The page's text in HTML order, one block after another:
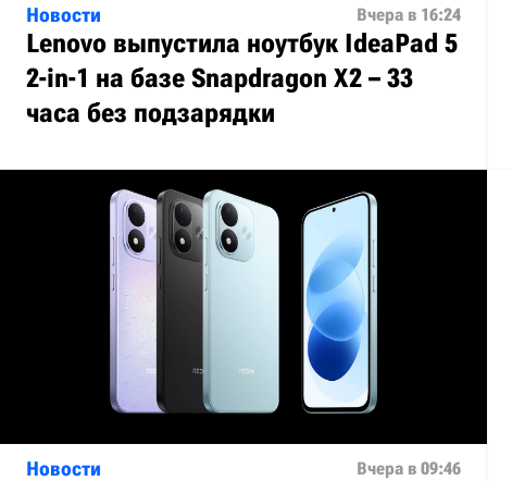
Новости Вчера в 16:24
Lenovo выпустила ноутбук IdeaPad 5
2-in-1 на базе Snapdragon X2 – 33
часа без подзарядки
Новости Вчера в 09:46